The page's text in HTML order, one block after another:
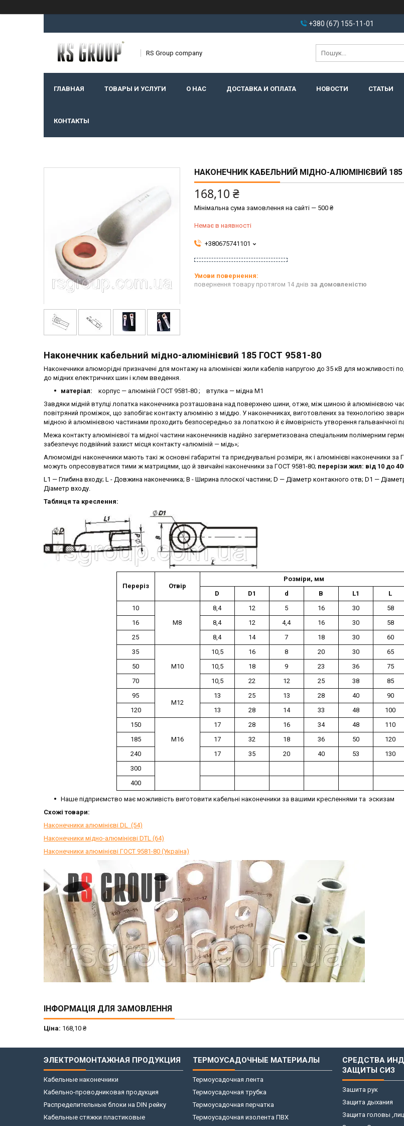
+380 (67) 155-11-01
RS Group company
ГЛАВНАЯ ТОВАРЫ И УСЛУГИ О НАС ДОСТАВКА И ОПЛАТА НОВОСТИ СТАТЬИ
КОНТАКТЫ
НАКОНЕЧНИК КАБЕЛЬНИЙ МІДНО-АЛЮМІНІЄВИЙ 185
168,10 ₴
Мінімальна сума замовлення на сайті — 500 ₴
Немає в наявності
+380675741101
повернення товару протягом 14 днів за домовленістю
Наконечник кабельний мідно-алюмінієвий 185 ГОСТ 9581-80
Наконечники алюморідні призначені для монтажу на алюмінієві жили кабелів напругою до 35 кВ для можливості
до мідних електричних шин і клем введення.
матеріал:
корпус — алюміній ГОСТ 9581-80 ; втулка — мідна М1
Завдяки мідній втулці лопатка наконечника розташована над поверхнею шини, отже, між шиною й алюмінієвою
повітряний проміжок, що запобігає контакту алюмінію з міддю. У наконечниках, виготовлених за технологією
мідною й алюмінієвою частинами проходить безпосередньо за лопаткою й є ймовірність утворення гальванічної
Межа контакту алюмінієвої та мідної частини наконечників надійно загерметизована спеціальним полімерним
забезпечує подвійний захист місця контакту «алюміній — мідь»;
Алюмомідні наконечники мають такі ж основні габаритні та приєднувальні розміри, як і алюмінієві наконечники за
можуть опресовуватися тими ж матрицями, що й звичайні наконечники за ГОСТ 9581-80; перерізи жил: від 10 до
L1 — Глибина входу; L - Довжина наконечника; В - Ширина плоскої частини; D — Діаметр контакного отв; D1 —
Діаметр входу.
Таблиця та креслення:
Переріз Отвір
Розміри, мм
D
D1 d B L1
L
10
М8
8,4 12 5 16 30
58
16
8,4 12 4,4 16 30
58
25
8,4 14 7 18 30
60
35
М10
10,5 16 8 20 30
65
50
10,5 18 9 23 36
75
70
10,5 22 12 25 38
85
95
М12
13 25 13 28 40
90
120
13 28 14 33 48
100
150
М16
17 28 16 34 48
110
185
17 32 18 36 50
120
240
17 35 20 40 53
130
300
400
Наше підприємство має можливість виготовити кабельні наконечники за вашими кресленнями та эскизам
Схожі товари:
Наконечники алюмінієві DL (54)
Наконечники мідно-алюмінієві DTL (64)
Наконечники алюмінієві ГОСТ 9581-80 (Україна)
ІНФОРМАЦІЯ ДЛЯ ЗАМОВЛЕННЯ
Ціна: 168,10 ₴
ЭЛЕКТРОМОНТАЖНАЯ ПРОДУКЦИЯ
Кабельные наконечники
Кабельно-проводниковая продукция
Распределительные блоки на DIN рейку
Кабельные стяжки пластиковые
ТЕРМОУСАДОЧНЫЕ МАТЕРИАЛЫ
Термоусадочная лента
Термоусадочная трубка
Термоусадочная перчатка
Термоусадочная изолента ПВХ
СРЕДСТВА
ЗАЩИТЫ СИЗ
Зашита рук
Защита дыхания
Защита головы